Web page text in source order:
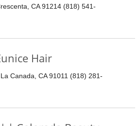
CA 91214 (818) 541-
Hair
Canada, CA 91011 (818) 281-